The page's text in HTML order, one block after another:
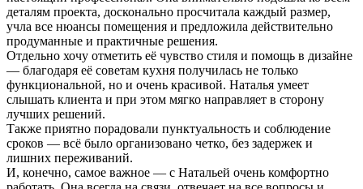
деталям проекта, досконально просчитала каждый размер,
учла все нюансы помещения и предложила действительно
продуманные и практичные решения.
Отдельно хочу отметить её чувство стиля и помощь в дизайне
— благодаря её советам кухня получилась не только
функциональной, но и очень красивой. Наталья умеет
слышать клиента и при этом мягко направляет в сторону
лучших решений.
Также приятно порадовали пунктуальность и соблюдение
сроков — всё было организовано четко, без задержек и
лишних переживаний.
И, конечно, самое важное — с Натальей очень комфортно